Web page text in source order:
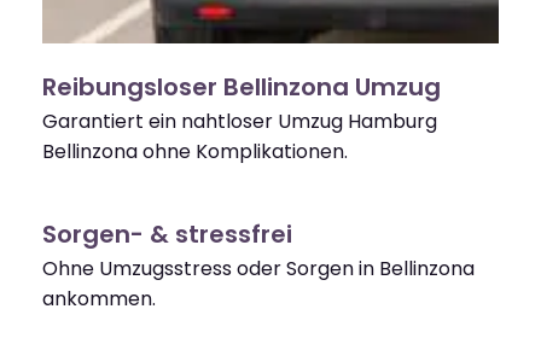
Reibungsloser Bellinzona Umzug
Garantiert ein nahtloser Umzug Hamburg
Bellinzona ohne Komplikationen.
Sorgen- & stressfrei
Ohne Umzugsstress oder Sorgen in Bellinzona
ankommen.